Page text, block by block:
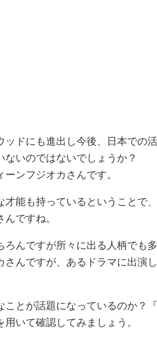
ッドにも進出し今後、日本での
ないのではないでしょうか？
ーンフジオカさんです。
才能も持っているということで
ですね。
ろんですが所々に出る人柄でも
さんですが、あるドラマに出演
ことが話題になっているのか？
用いて確認してみましょう。